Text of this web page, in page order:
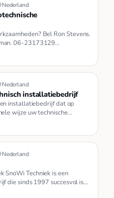
Nederland
Bel Ron Stevens.
06-23173129
Nederland
installatiebedrijf
installatiebedrijf dat op
wijze uw technische
…
Nederland
SnoWi Techniek is een
die sinds 1997 succesvol is